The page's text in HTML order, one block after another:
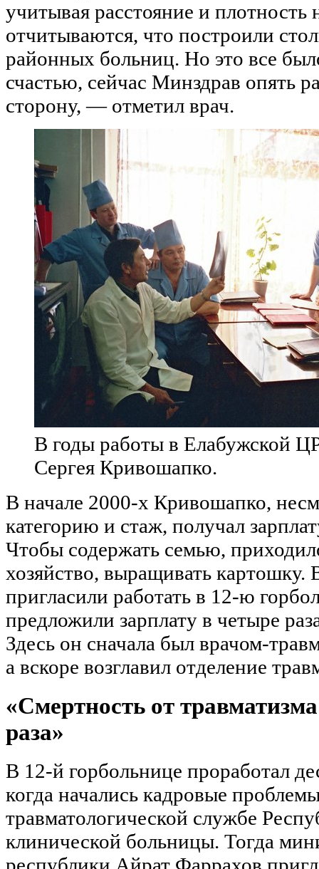
учитывая расстояние и плотность
отчитываются, что построили
районных больниц. Но это все
счастью, сейчас Минздрав опять
сторону, — отметил врач.
В годы работы в Елабужской
Сергея Кривошапко.
В начале 2000-х Кривошапко,
категорию и стаж, получал
Чтобы содержать семью,
хозяйство, выращивать картошку.
пригласили работать в 12-ю
предложили зарплату в четыре
Здесь он сначала был врачом-
а вскоре возглавил отделение
«Смертность от
раза»
В 12-й горбольнице проработал
когда начались кадровые
травматологической службе
клинической больницы. Тогда